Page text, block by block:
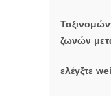
ζωνών
ελέγξτε